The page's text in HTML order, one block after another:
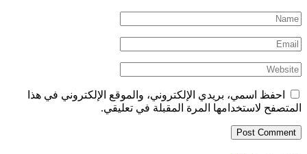
احفظ اسمي، بريدي الإلكتروني، والموقع الإلكتروني في هذا
المتصفح لاستخدامها المرة المقبلة في تعليقي.